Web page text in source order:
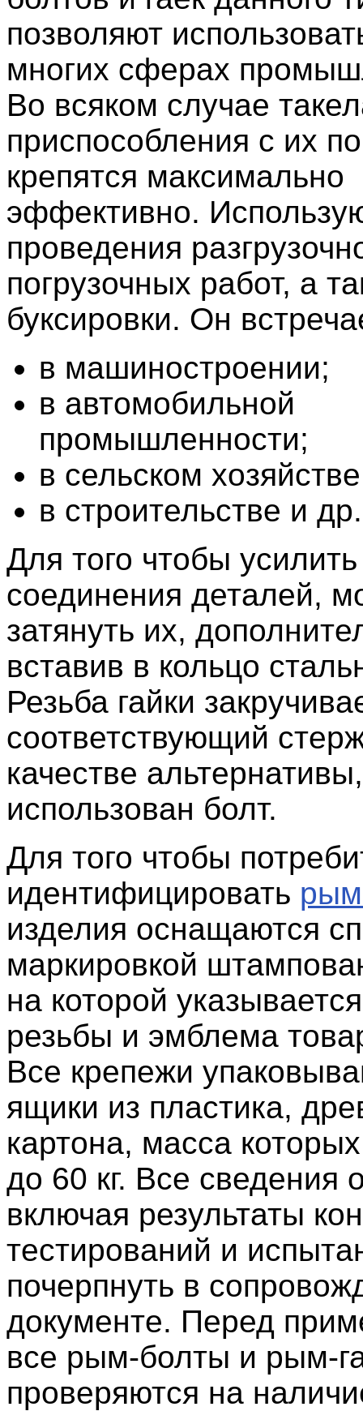
позволяют
многих сферах
Во всяком случае
приспособления с их
крепятся максимально
эффективно.
проведения
погрузочных работ, а
буксировки. Он
в машиностроении;
в автомобильной
промышленности;
в сельском
в строительстве и др.
Для того чтобы
соединения деталей,
затянуть их,
вставив в кольцо
Резьба гайки
соответствующий
качестве
использован болт.
Для того чтобы
идентифицировать
изделия оснащаются
маркировкой
на которой
резьбы и эмблема
Все крепежи
ящики из пластика,
картона, масса
до 60 кг. Все сведения
включая результаты
тестирований и
почерпнуть в
документе. Перед
все рым-болты и рым-
проверяются на